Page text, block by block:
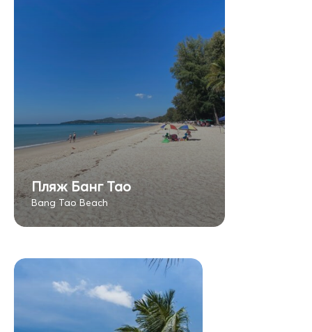
Пляж Банг Тао
Bang Tao Beach